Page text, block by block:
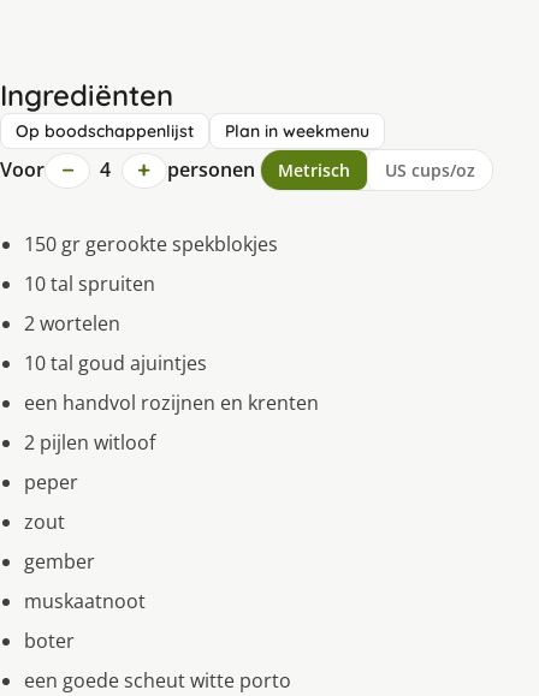
Ingrediënten
Op boodschappenlijst Plan in weekmenu
Voor − 4 + personen Metrisch US cups/oz
150 gr gerookte spekblokjes
10 tal spruiten
2 wortelen
10 tal goud ajuintjes
een handvol rozijnen en krenten
2 pijlen witloof
peper
zout
gember
muskaatnoot
boter
een goede scheut witte porto